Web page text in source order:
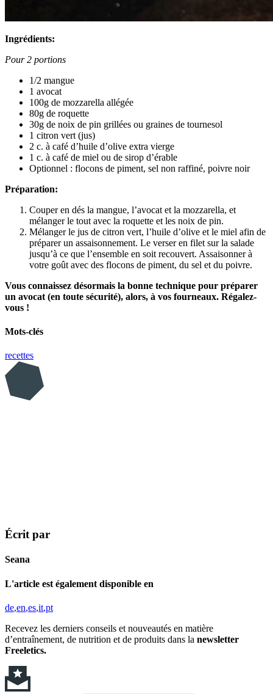
Ingrédients:
Pour 2 portions
1/2 mangue
1 avocat
100g de mozzarella allégée
80g de roquette
30g de noix de pin grillées ou graines de tournesol
1 citron vert (jus)
2 c. à café d’huile d’olive extra vierge
1 c. à café de miel ou de sirop d’érable
Optionnel : flocons de piment, sel non raffiné, poivre noir
Préparation:
Couper en dés la mangue, l’avocat et la mozzarella, et
mélanger le tout avec la roquette et les noix de pin.
Mélanger le jus de citron vert, l’huile d’olive et le miel afin de
préparer un assaisonnement. Le verser en filet sur la salade
jusqu’à ce que l’ensemble en soit recouvert. Assaisonner à
votre goût avec des flocons de piment, du sel et du poivre.
Vous connaissez désormais la bonne technique pour préparer
un avocat (en toute sécurité), alors, à vos fourneaux. Régalez-
vous !
Mots-clés
recettes
Écrit par
Seana
L'article est également disponible en
de en es it pt
Recevez les derniers conseils et nouveautés en matière
d’entraînement, de nutrition et de produits dans la newsletter
Freeletics.